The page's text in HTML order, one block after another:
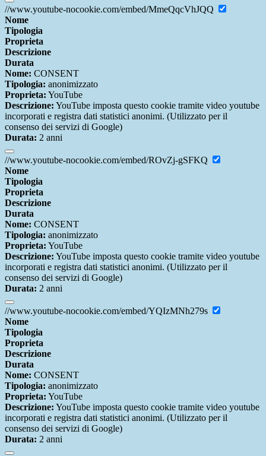
//www.youtube-nocookie.com/embed/MmeQqcVhJQQ
Nome
Tipologia
Proprieta
Descrizione
Durata
Nome: CONSENT
Tipologia: anonimizzato
Proprieta: YouTube
Descrizione: YouTube imposta questo cookie tramite video youtube
incorporati e registra dati statistici anonimi. (Utilizzato per il
consenso dei servizi di Google)
Durata: 2 anni
//www.youtube-nocookie.com/embed/ROvZj-gSFKQ
Nome
Tipologia
Proprieta
Descrizione
Durata
Nome: CONSENT
Tipologia: anonimizzato
Proprieta: YouTube
Descrizione: YouTube imposta questo cookie tramite video youtube
incorporati e registra dati statistici anonimi. (Utilizzato per il
consenso dei servizi di Google)
Durata: 2 anni
//www.youtube-nocookie.com/embed/YQIzMNh279s
Nome
Tipologia
Proprieta
Descrizione
Durata
Nome: CONSENT
Tipologia: anonimizzato
Proprieta: YouTube
Descrizione: YouTube imposta questo cookie tramite video youtube
incorporati e registra dati statistici anonimi. (Utilizzato per il
consenso dei servizi di Google)
Durata: 2 anni